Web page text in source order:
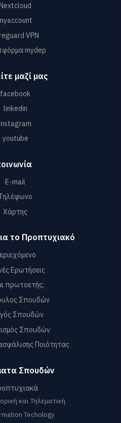
VPN
mydep
μαζί μας
facebook
linkedin
youtube
E-mail
Χάρτης
το Προπτυχιακό
Ερωτήσεις
πρωτοετής;
Σπουδών
Σπουδών
Σπουδών
Ποιότητας
Σπουδών
και Τηλεματική
Techology